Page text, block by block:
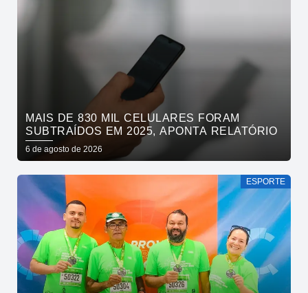
MAIS DE 830 MIL CELULARES FORAM
SUBTRAÍDOS EM 2025, APONTA RELATÓRIO
6 de agosto de 2026
ESPORTE